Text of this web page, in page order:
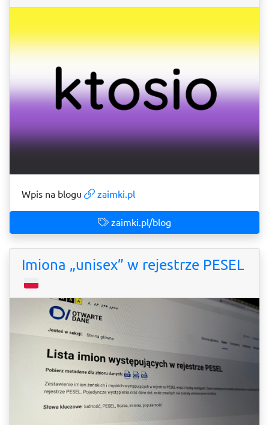
Wpis na blogu zaimki.pl
zaimki.pl/blog
Imiona „unisex” w rejestrze PESEL